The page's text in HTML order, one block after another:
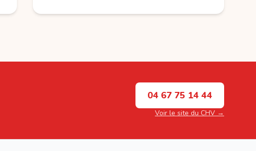
04 67 75 14 44
Voir le site du CHV →